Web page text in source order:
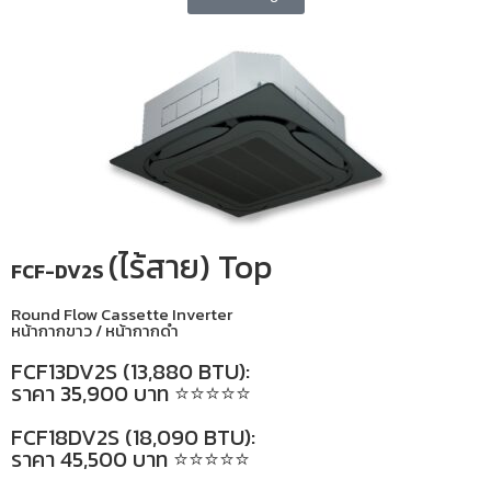
FCF-DV2S (ไร้สาย) Top
Round Flow Cassette Inverter
หน้ากากขาว / หน้ากากดำ
FCF13DV2S (13,880 BTU):
ราคา 35,900 บาท ⭐⭐⭐⭐⭐
FCF18DV2S (18,090 BTU):
ราคา 45,500 บาท ⭐⭐⭐⭐⭐